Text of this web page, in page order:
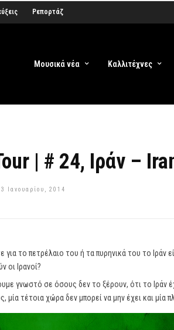
Ρεπορτάζ
Μουσικά νέα Καλλιτέχνες
| # 24, Ιράν –
Ιανουαρίου, 2014
για το πετρέλαιο του ή τα πυρηνικά του το Ιράν
οι Ιρανοί?
γνωστό σε όσους δεν το ξέρουν, ότι το Ιράν
μία τέτοια χώρα δεν μπορεί να μην έχει και μία